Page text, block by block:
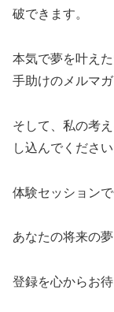
破できます。
本気で夢を叶え
手助けのメルマ
そして、私の考
し込んでください
体験セッション
あなたの将来の
登録を心からお待